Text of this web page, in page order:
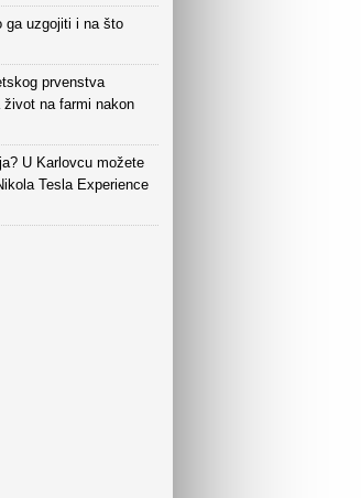
ga uzgojiti i na što
prvenstva
život na farmi nakon
U Karlovcu možete
Tesla Experience